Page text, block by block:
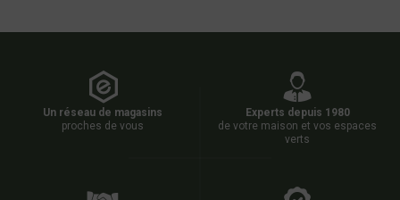
Un réseau de magasins
proches de vous
Experts depuis 1980
de votre maison et vos espaces
verts